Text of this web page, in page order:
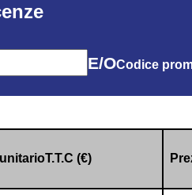
E/OCodice
(€)